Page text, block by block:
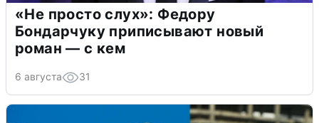
«Не просто слух»: Федору
Бондарчуку приписывают новый
роман — с кем
6 августа 31